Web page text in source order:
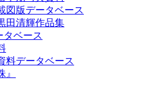
図版データベース
田清輝作品集
タベース
料データベース